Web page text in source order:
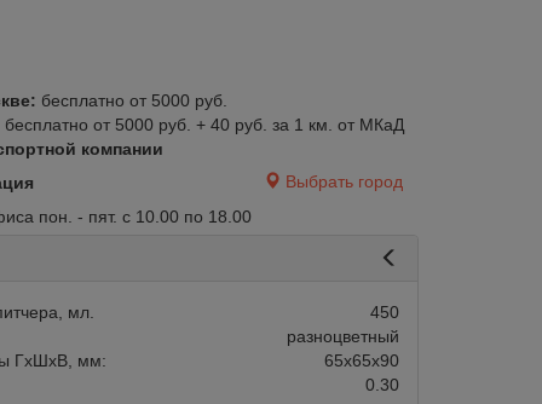
бесплатно от 5000 руб.
бесплатно от 5000 руб. + 40 руб. за 1 км. от МКаД
компании
Выбрать город
пон. - пят. с 10.00 по 18.00
мл.
450
разноцветный
ГхШхВ, мм:
65х65х90
0.30